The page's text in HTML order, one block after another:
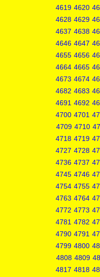
4619 4620
4628 4629
4637 4638
4646 4647
4655 4656
4664 4665
4673 4674
4682 4683
4691 4692
4700 4701
4709 4710
4718 4719
4727 4728
4736 4737
4745 4746
4754 4755
4763 4764
4772 4773
4781 4782
4790 4791
4799 4800
4808 4809
4817 4818